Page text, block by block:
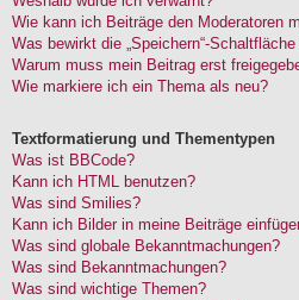
Wie kann ich Beiträge den Moderatoren
Was bewirkt die „Speichern“-
Warum muss mein Beitrag erst
Wie markiere ich ein Thema als neu?
Textformatierung und Thementypen
Was ist BBCode?
Kann ich HTML benutzen?
Was sind Smilies?
Kann ich Bilder in meine Beiträge
Was sind globale Bekanntmachungen?
Was sind Bekanntmachungen?
Was sind wichtige Themen?